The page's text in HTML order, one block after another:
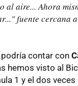
al aire... Ahora
fuente cercana
contar con
hemos visto al
1 y el dos